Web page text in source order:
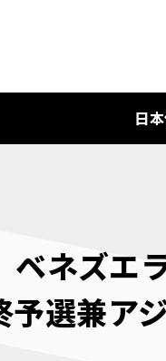
日
ネズエ
予選兼ア